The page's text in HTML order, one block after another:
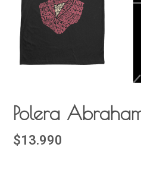
Polera
$13.990